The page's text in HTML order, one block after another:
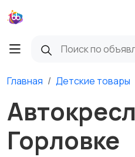
Главная Детские товары
Горловке